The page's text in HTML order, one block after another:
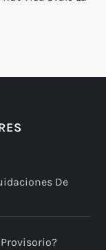
De
Provisorio?